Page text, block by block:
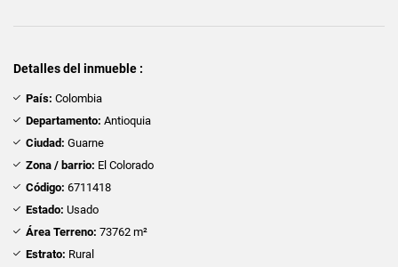
Detalles del inmueble :
País: Colombia
Departamento: Antioquia
Ciudad: Guarne
Zona / barrio: El Colorado
Código: 6711418
Estado: Usado
Área Terreno: 73762 m²
Estrato: Rural